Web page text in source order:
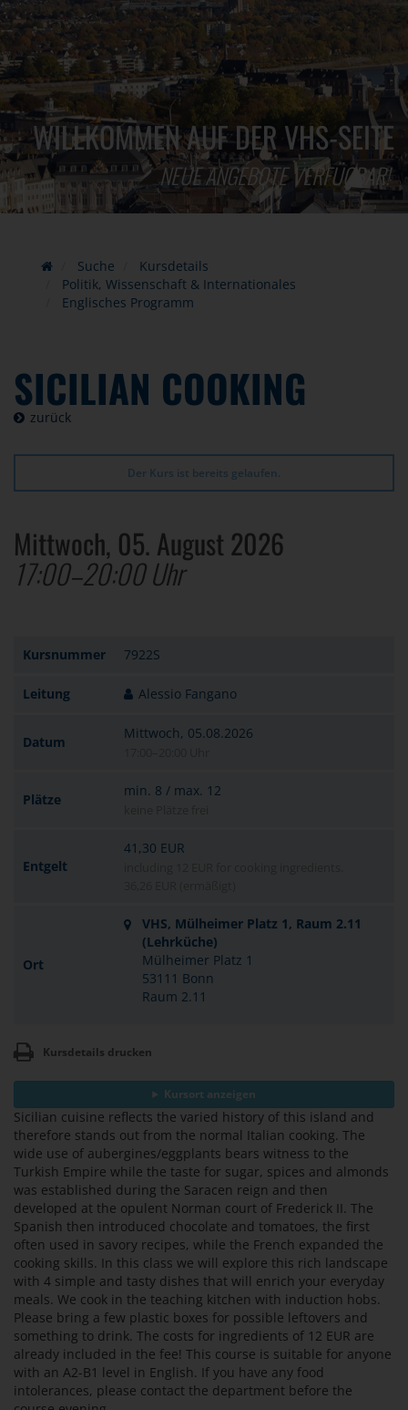
WILLKOMMEN AUF DER VHS-SEITE
NEUE ANGEBOTE VERFÜGBAR!
Suche
Kursdetails
Politik, Wissenschaft & Internationales
Englisches Programm
SICILIAN COOKING
zurück
Der Kurs ist bereits gelaufen.
Mittwoch, 05. August 2026
17:00–20:00 Uhr
Kursnummer 7922S
Leitung Alessio Fangano
Datum
Mittwoch, 05.08.2026
Plätze
min. 8 / max. 12
Entgelt
41,30 EUR
Ort
VHS, Mülheimer Platz 1, Raum 2.11
(Lehrküche)
Mülheimer Platz 1
53111 Bonn
Raum 2.11
Kursdetails drucken
Kursort anzeigen
Sicilian cuisine reflects the varied history of this island and
therefore stands out from the normal Italian cooking. The
wide use of aubergines/eggplants bears witness to the
Turkish Empire while the taste for sugar, spices and almonds
was established during the Saracen reign and then
developed at the opulent Norman court of Frederick II. The
Spanish then introduced chocolate and tomatoes, the first
often used in savory recipes, while the French expanded the
cooking skills. In this class we will explore this rich landscape
with 4 simple and tasty dishes that will enrich your everyday
meals. We cook in the teaching kitchen with induction hobs.
Please bring a few plastic boxes for possible leftovers and
something to drink. The costs for ingredients of 12 EUR are
already included in the fee! This course is suitable for anyone
with an A2-B1 level in English. If you have any food
intolerances, please contact the department before the